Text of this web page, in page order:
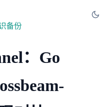
备份
：Go